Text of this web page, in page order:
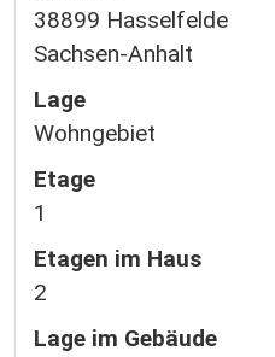
38899 Hasselfelde
Sachsen-Anhalt
Lage
Wohngebiet
Etage
1
Etagen im Haus
2
Lage im Gebäude